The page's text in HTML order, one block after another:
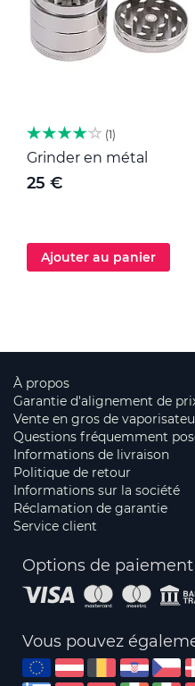
1
Grinder en métal
25 €
Ajouter au panier
À propos
Garantie d'alignement de
Vente en gros de
Questions fréquemment
Informations de livraison
Politique de retour
Informations sur la société
Réclamation de garantie
Service client
Options de paiement
Vous pouvez